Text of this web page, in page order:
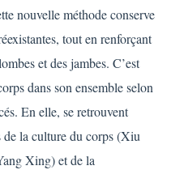
nouvelle méthode conserve
tout en renforçant
et des jambes. C’est
dans son ensemble selon
En elle, se retrouvent
la culture du corps (Xiu
Xing) et de la